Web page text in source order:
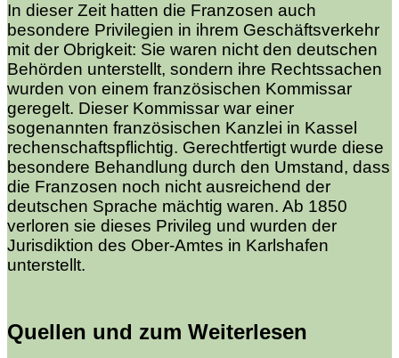
In dieser Zeit hatten die Franzosen auch
besondere Privilegien in ihrem Geschäftsverkehr
mit der Obrigkeit: Sie waren nicht den deutschen
Behörden unterstellt, sondern ihre Rechtssachen
wurden von einem französischen Kommissar
geregelt. Dieser Kommissar war einer
sogenannten französischen Kanzlei in Kassel
rechenschaftspflichtig. Gerechtfertigt wurde diese
besondere Behandlung durch den Umstand, dass
die Franzosen noch nicht ausreichend der
deutschen Sprache mächtig waren. Ab 1850
verloren sie dieses Privileg und wurden der
Jurisdiktion des Ober-Amtes in Karlshafen
unterstellt.
Quellen und zum Weiterlesen